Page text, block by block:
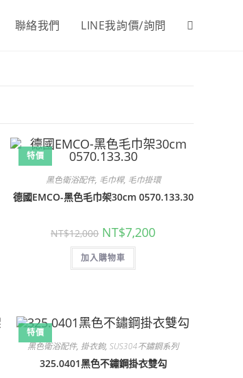
聯絡我們 LINE我詢價/詢問 Toggle
特價
黑色衛浴配件, 毛巾桿, 毛巾掛環
德國EMCO-黑色毛巾架30cm 0570.133.30
NT$12,000 原
始
價
格：
NT$12,000。
NT$7,200目
加入購物車
特價
黑色衛浴配件, 掛衣鉤,SUS304不鏽鋼系列
325.0401黑色不鏽鋼掛衣雙勾